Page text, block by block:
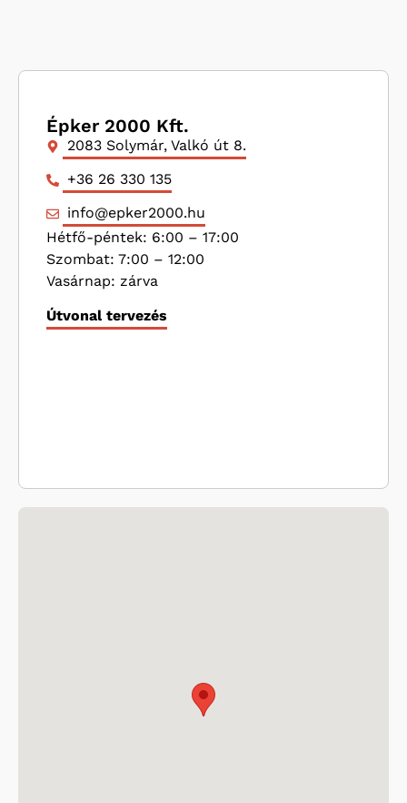
Épker 2000 Kft.
2083 Solymár, Valkó út 8.
+36 26 330 135
info@epker2000.hu
Hétfő-péntek: 6:00 – 17:00
Szombat: 7:00 – 12:00
Vasárnap: zárva
Útvonal tervezés